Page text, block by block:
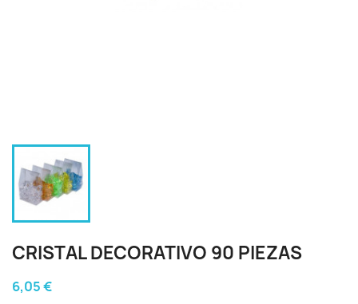
CRISTAL DECORATIVO 90 PIEZAS
6,05 €